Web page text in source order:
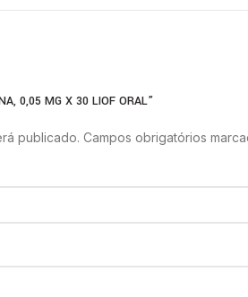
0,05 MG X 30 LIOF ORAL”
publicado. Campos obrigatórios